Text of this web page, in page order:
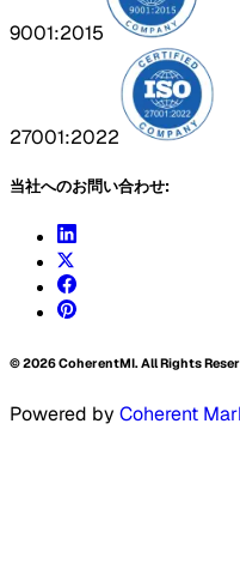
9001:2015
27001:2022
当社へのお問い合わせ:
©2026CoherentMI. All Rights
Powered by Coherent